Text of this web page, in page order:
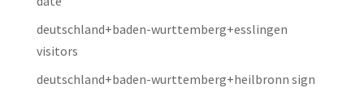
deutschland+baden-wurttemberg+esslingen
visitors
deutschland+baden-wurttemberg+heilbronn sign